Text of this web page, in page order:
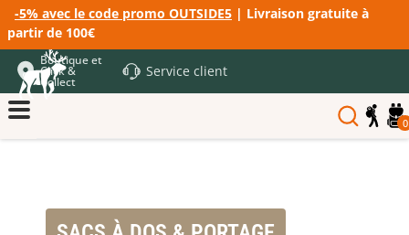
-5% avec le code promo OUTSIDE5 | Livraison gratuite à
partir de 100€
Boutique et
Click &
Collect
Service client
0